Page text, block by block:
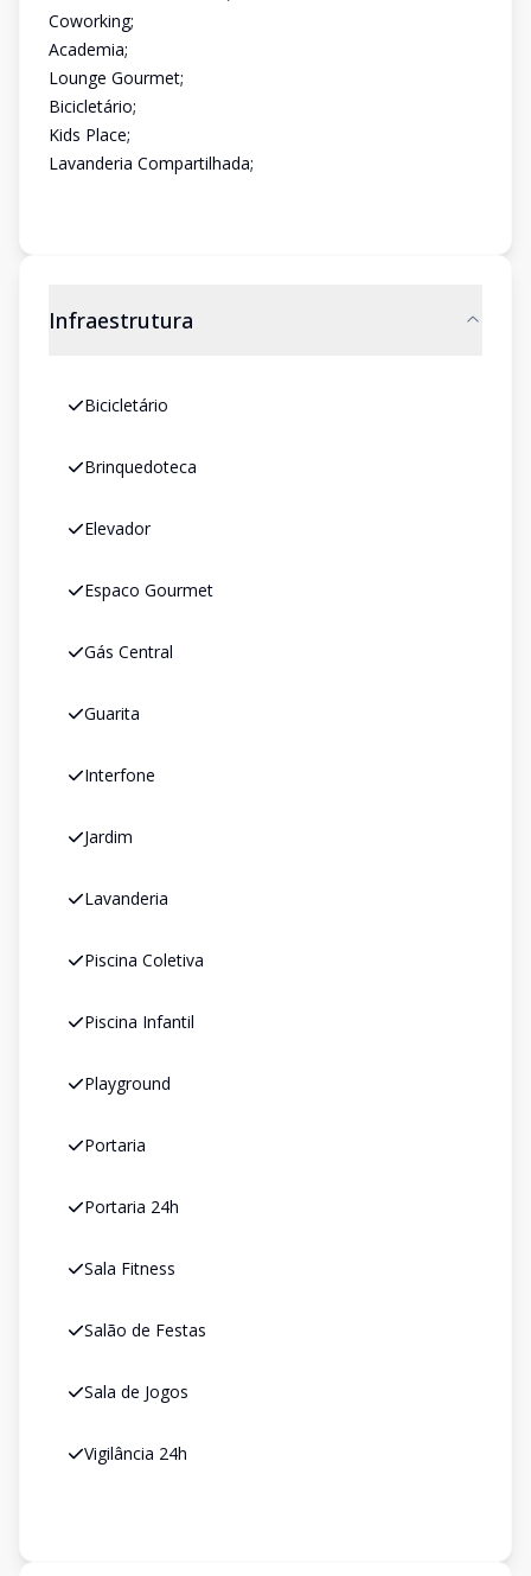
Coworking;
Academia;
Lounge Gourmet;
Bicicletário;
Kids Place;
Lavanderia Compartilhada;
Infraestrutura
Bicicletário
Brinquedoteca
Elevador
Espaco Gourmet
Gás Central
Guarita
Interfone
Jardim
Lavanderia
Piscina Coletiva
Piscina Infantil
Playground
Portaria
Portaria 24h
Sala Fitness
Salão de Festas
Sala de Jogos
Vigilância 24h